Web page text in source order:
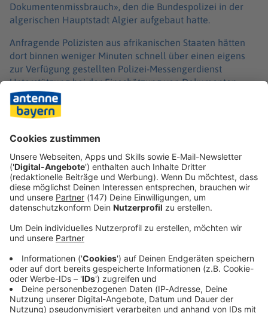
Dokumentenmissbrauch», den die Bundespolizei in der
algerischen Hauptstadt Algier aufgebaut hatte.
Anfragende Polizisten aus afrikanischen Staaten hätten
dort binnen weniger Minuten schnell über einen eigens
zur Verfügung gestellten Polizei-Messengerdienst
Unterstützung bei der Einschätzung von Dokumenten
erhalten. Insgesamt seien während der Aktion fast 500
verdächtige Dokumente geprüft worden. Somit hätten
etliche illegale Einreisen in die Europäische Union mit
gefälschten Pässen oder Schengen-Visa im Vorfeld